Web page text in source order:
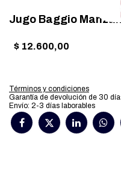
Jugo Baggio
$ 12.600,00
Términos y condiciones
Garantía de devolución de 30
Envío: 2-3 días laborables